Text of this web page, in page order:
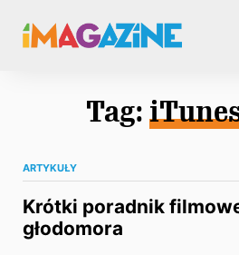
Tag:
ARTYKUŁY
Krótki poradnik
głodomora